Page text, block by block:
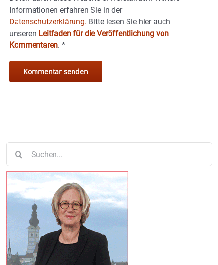
Informationen erfahren Sie in der
Datenschutzerklärung. Bitte lesen Sie hier auch
unseren Leitfaden für die Veröffentlichung von
Kommentaren. *
nach: